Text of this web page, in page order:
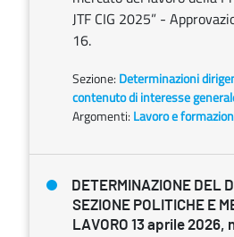
JTF CIG 2025” -
16.
Sezione: Determinazioni
contenuto di interesse
Argomenti: Lavoro e
DETERMINAZIONE DEL
SEZIONE POLITICHE E
LAVORO 13 aprile 2026,